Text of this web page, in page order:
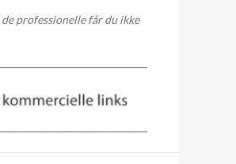
professionelle får du ikke